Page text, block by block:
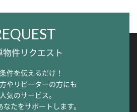
物件リクエスト
件を伝えるだけ！
やリピーターの方にも
気のサービス。
たをサポートします。